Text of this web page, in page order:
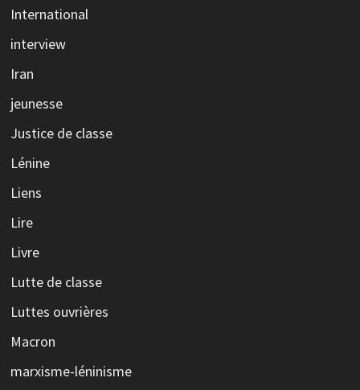
International
interview
Iran
jeunesse
Justice de classe
Lénine
Liens
Lire
Livre
Lutte de classe
Luttes ouvrières
Macron
marxisme-léninisme